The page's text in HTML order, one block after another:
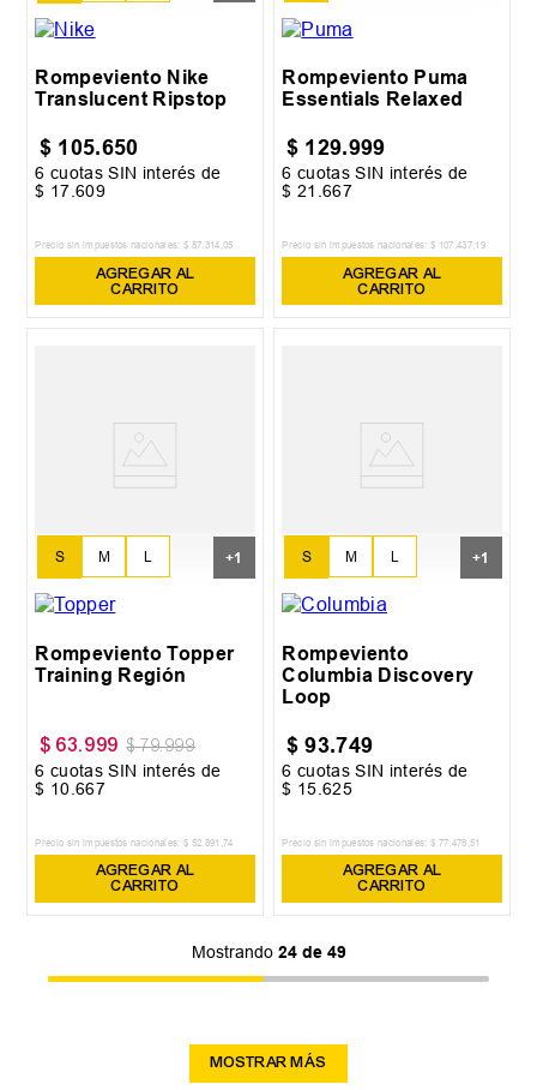
7
Rompeviento Nike
Translucent Ripstop
$ 105.650
6 cuotas SIN interés de
$ 17.609
Precio sin impuestos nacionales: $ 87.314 ,05
AGREGAR AL
CARRITO
Rompeviento Puma
Essentials Relaxed
$ 129.999
6 cuotas SIN interés de
$ 21 .667
Precio sin impuestos nacionales: $ 107 .437,19
AGREGAR AL
CARRITO
S M L
XL
+1
Rompeviento Topper
Training Región
$ 63.999 $ 79.999
6 cuotas SIN interés de
$ 10 .667
Precio sin impuestos nacionales: $ 52.891 ,74
AGREGAR AL
CARRITO
S M L
XL
+1
Rompeviento
Columbia Discovery
Loop
$ 93.749
6 cuotas SIN interés de
$ 15 .625
Precio sin impuestos nacionales: $ 77.478 ,51
AGREGAR AL
CARRITO
Mostrando 24 de 49
MOSTRAR MÁS